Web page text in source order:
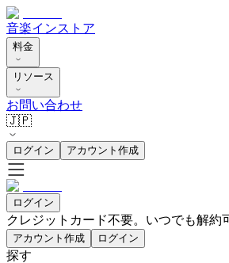
音楽インストア
料金
リソース
お問い合わせ
🇯🇵
ログイン アカウント作成
ログイン
クレジットカード不要。いつでも解約
アカウント作成 ログイン
探す